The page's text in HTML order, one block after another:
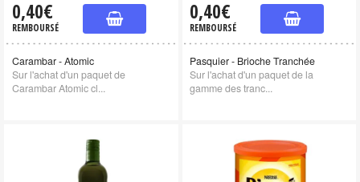
0,40€
REMBOURSÉ
Carambar - Atomic
Sur l'achat d'un paquet de
Carambar Atomic cl...
0,40€
REMBOURSÉ
Pasquier - Brioche Tranchée
Sur l'achat d'un paquet de la
gamme des tranc...